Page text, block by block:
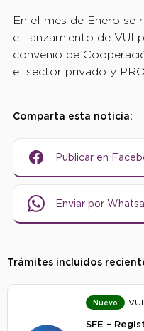
En el mes de Enero se
el lanzamiento de VUI
convenio de
el sector privado y
Comparta esta noticia:
Publicar en
Enviar por
Trámites incluidos
Nuevo
SFE –